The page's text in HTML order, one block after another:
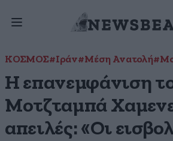
ΚΟΣΜΟΣ#Ιράν#Μέση Ανατολή
Η επανεμφάνιση
Μοτζταμπά
απειλές: «Οι